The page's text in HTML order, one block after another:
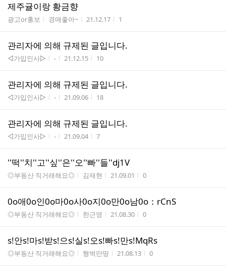
제주귤이랑 황금향
게시판명
광고or홍보 작성자
경매좋아~ 작성시간
21.12.17 조회수
1
관리자에 의해 규제된 글입니다.
게시판명
◁가입인사▷ 작성자
- 작성시간
21.12.15 조회수
10
관리자에 의해 규제된 글입니다.
게시판명
◁가입인사▷ 작성자
- 작성시간
21.09.06 조회수
18
관리자에 의해 규제된 글입니다.
게시판명
◁가입인사▷ 작성자
- 작성시간
21.09.04 조회수
7
''떡''치''고''싶''은''오''빠''들''dj1V
게시판명
◎부동산 직거래해요◎ 작성자
김재현 작성시간
21.09.01 조회수
0
0o애0o인0o마0o사0o지0o만0o남0o：rCnS
게시판명
◎부동산 직거래해요◎ 작성자
한근영 작성시간
21.08.30 조회수
0
s!안s!마s!받s!으s!실s!오s!빠s!만s!MqRs
게시판명
◎부동산 직거래해요◎ 작성자
행벅만땅 작성시간
21.08.13 조회수
0